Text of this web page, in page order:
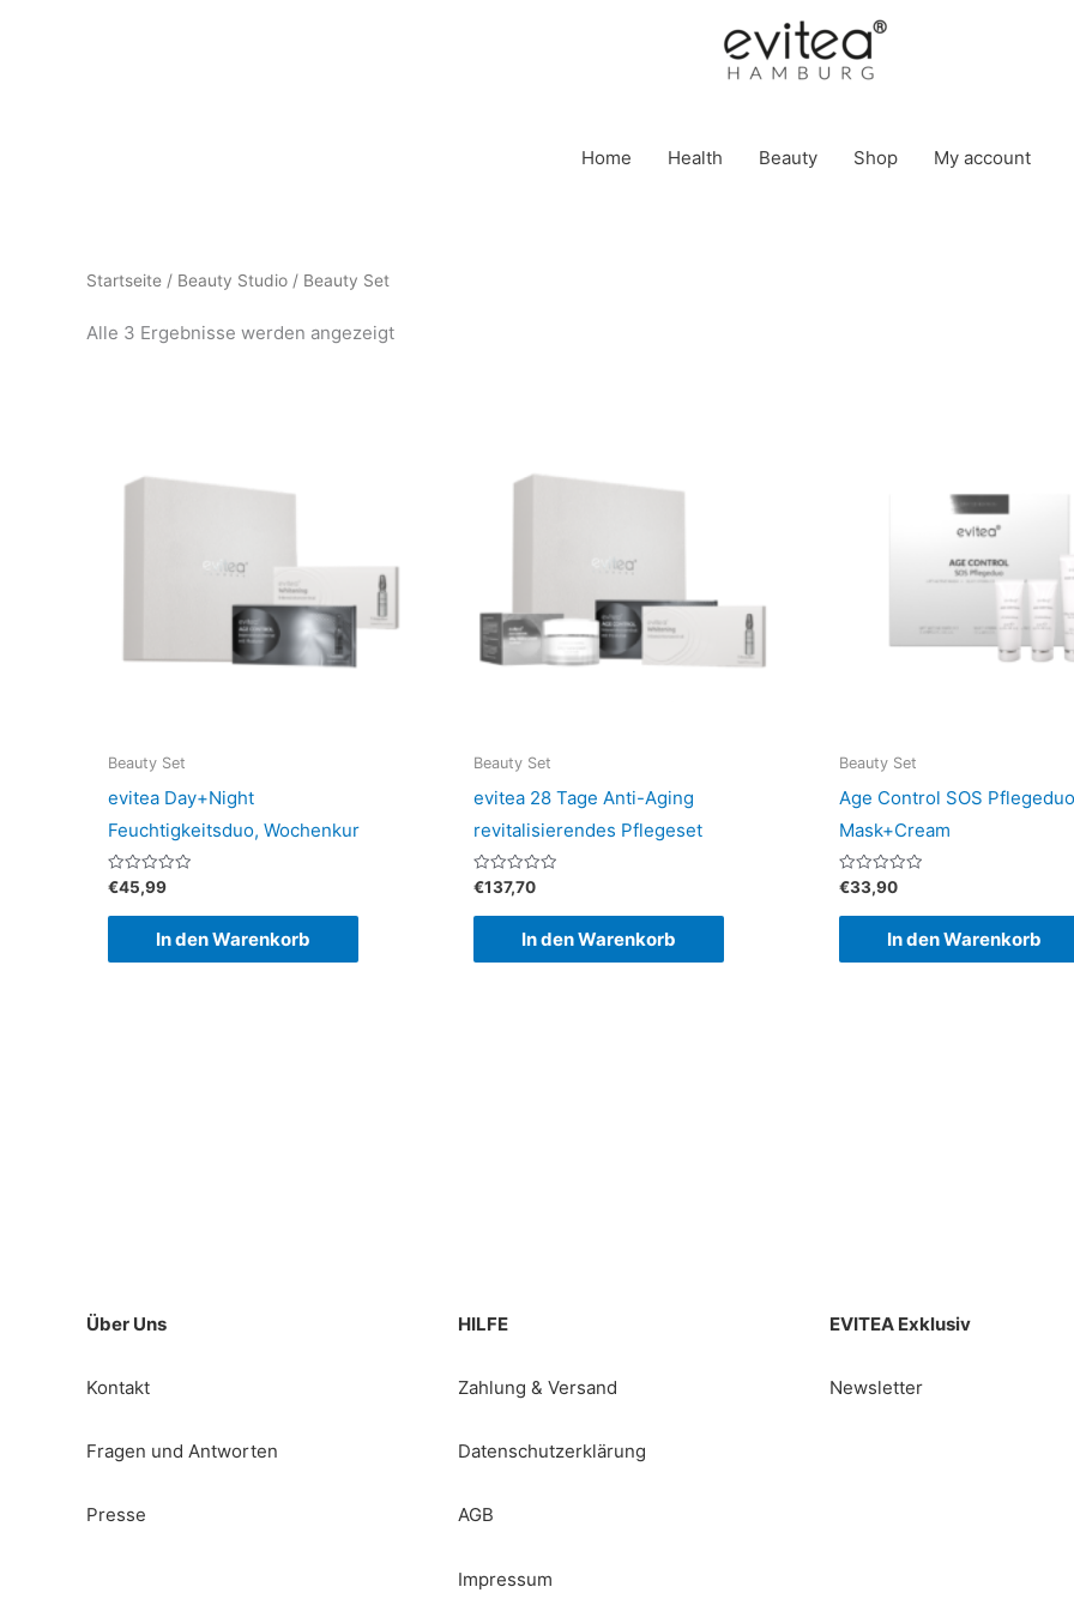
Home Health Beauty Shop My account
Startseite / Beauty Studio / Beauty Set
Alle 3 Ergebnisse werden angezeigt
Beauty Set
evitea Day+Night
Feuchtigkeitsduo, Wochenkur
Bewertet
0
€45,99
In den Warenkorb
Beauty Set
evitea 28 Tage Anti-Aging
revitalisierendes Pflegeset
Bewertet
0
€137,70
In den Warenkorb
Beauty Set
Age Control SOS Pflegeduo
Mask+Cream
Bewertet
0
€33,90
In den Warenkorb
Über Uns
Kontakt
Fragen und Antworten
Presse
HILFE
Zahlung & Versand
Datenschutzerklärung
AGB
Impressum
EVITEA Exklusiv
Newsletter